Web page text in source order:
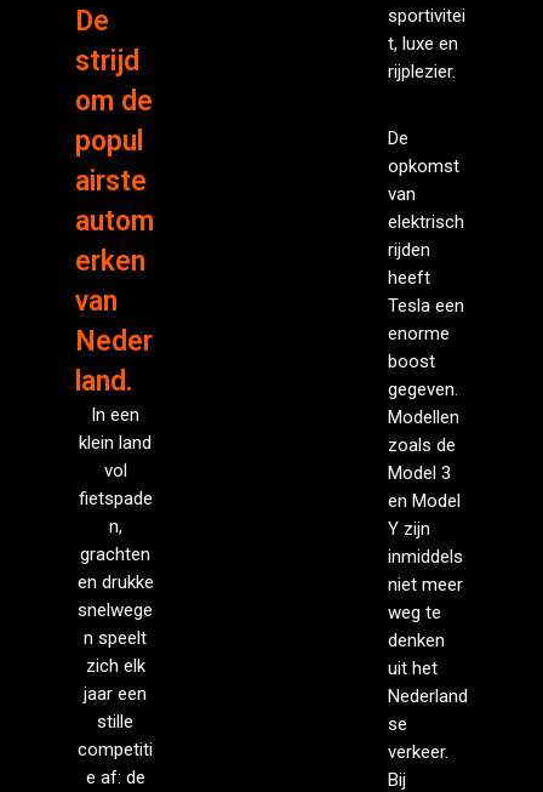
De
strijd
om de
popul
airste
autom
erken
van
Neder
land.
In een
klein land
vol
fietspade
n,
grachten
en drukke
snelwege
n speelt
zich elk
jaar een
stille
competiti
e af: de
sportivitei
t, luxe en
rijplezier.
De
opkomst
van
elektrisch
rijden
heeft
Tesla een
enorme
boost
gegeven.
Modellen
zoals de
Model 3
en Model
Y zijn
inmiddels
niet meer
weg te
denken
uit het
Nederland
se
verkeer.
Bij